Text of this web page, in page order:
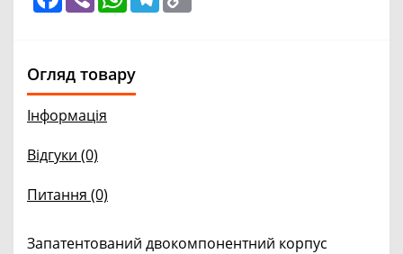
Огляд товару
Інформація
Відгуки (0)
Питання (0)
Запатентований двокомпонентний корпус